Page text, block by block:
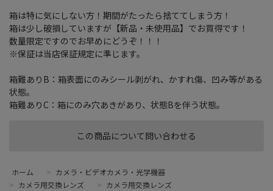
この商品について問い合わせる
箱は特に気にしない方！期間がたったら捨ててしまう方！
箱は少し破損していますが【新品・未使用品】でお買得です！
数量限定ですのでお早めにどうぞ！！！
※保証は当店保証規定に準じます。
箱難ありB：箱表面にのみシール剥がれ、かすれ傷、凹み等がある
状態。
箱難ありC：箱にのみ穴あきがあり、状態Bを伴う状態。
ホーム > カメラ・ビデオカメラ・光学機器
> カメラ用交換レンズ > カメラ用交換レンズ